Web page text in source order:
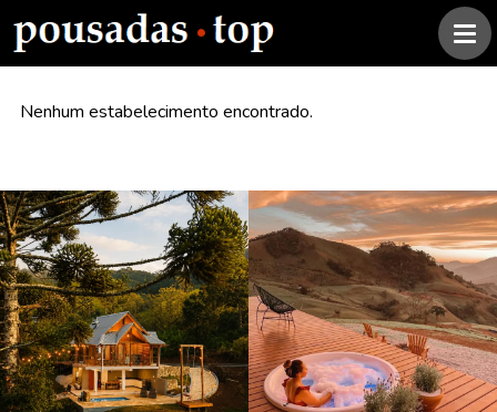
Nenhum estabelecimento encontrado.